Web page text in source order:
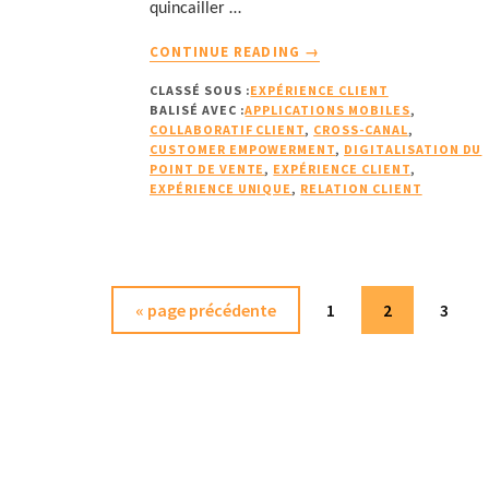
quincailler …
CONTINUE READING
EMPOWERMENT
ET
CROSS-
CANALITÉ
:
CES
ATTENTES
→
CLASSÉ SOUS :EXPÉRIENCE CLIENT
BALISÉ AVEC :APPLICATIONS MOBILES,
COLLABORATIF CLIENT, CROSS-CANAL,
CUSTOMER EMPOWERMENT, DIGITALISATION DU
POINT DE VENTE , EXPÉRIENCE CLIENT,
EXPÉRIENCE UNIQUE , RELATION CLIENT
« Aller
à
page précédente Page
1 Page
2 Page
3